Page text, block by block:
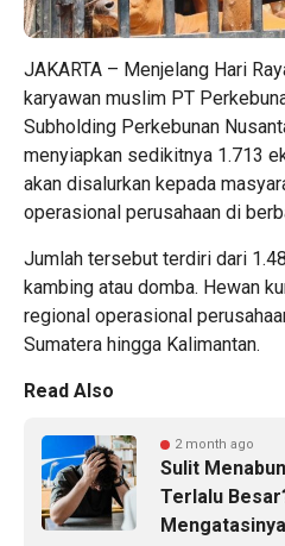
JAKARTA – Menjelang Hari
karyawan muslim PT
Subholding Perkebunan
menyiapkan sedikitnya 1.713
akan disalurkan kepada
operasional perusahaan di
Jumlah tersebut terdiri dari
kambing atau domba. Hewan
regional operasional
Sumatera hingga Kalimantan.
Read Also
2 month ago
Sulit
Terlalu
Mengatasinya